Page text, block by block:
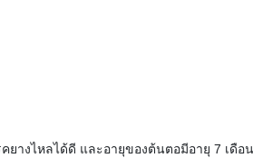
ยางไหลได้ดี และอายุของต้นตอมีอายุ 7 เดื